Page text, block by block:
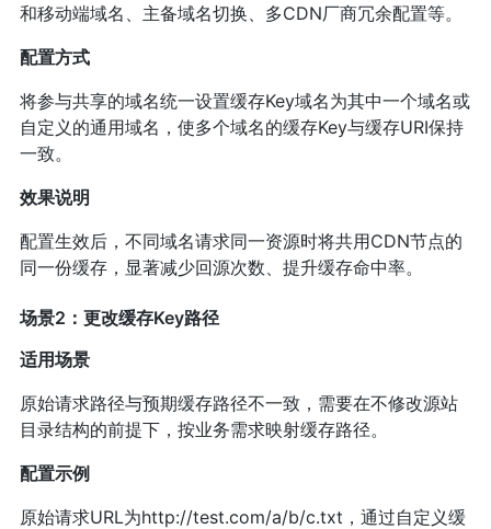
和移动端域名、主备域名切换、多CDN厂商冗余配置等。
配置方式
将参与共享的域名统一设置缓存Key域名为其中一个域名或
自定义的通用域名，使多个域名的缓存Key与缓存URI保持
一致。
效果说明
配置生效后，不同域名请求同一资源时将共用CDN节点的
同一份缓存，显著减少回源次数、提升缓存命中率。
场景2：更改缓存Key路径
适用场景
原始请求路径与预期缓存路径不一致，需要在不修改源站
目录结构的前提下，按业务需求映射缓存路径。
配置示例
原始请求URL为http://test.com/a/b/c.txt，通过自定义缓